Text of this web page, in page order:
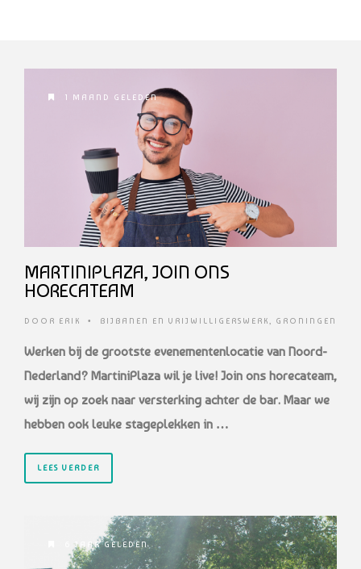
1 MAAND GELEDEN
MARTINIPLAZA, JOIN ONS
HORECATEAM
DOOR ERIK • BIJBANEN EN VRIJWILLIGERSWERK, GRONINGEN
Werken bij de grootste evenementenlocatie van Noord-
Nederland? MartiniPlaza wil je live! Join ons horecateam,
wij zijn op zoek naar versterking achter de bar. Maar we
hebben ook leuke stageplekken in …
LEES VERDER
6 JAAR GELEDEN